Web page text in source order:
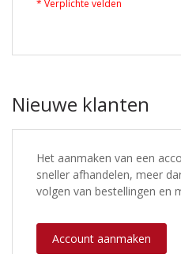
Nieuwe klanten
Het aanmaken van een
sneller afhandelen, meer
volgen van bestellingen en
Account aanmaken